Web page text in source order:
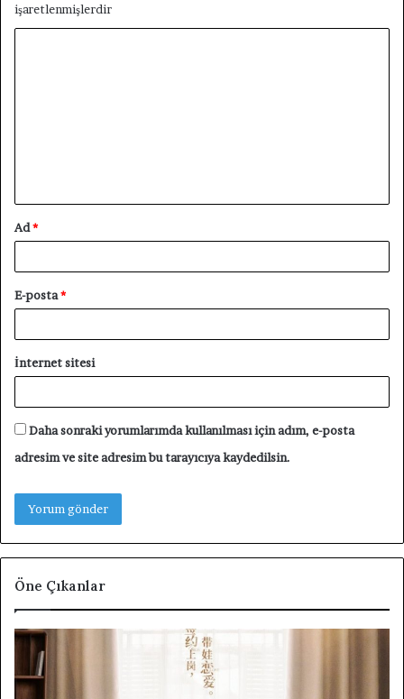
işaretlenmişlerdir
Ad*
E-posta*
İnternet sitesi
Daha sonraki yorumlarımda kullanılması için adım, e-posta
adresim ve site adresim bu tarayıcıya kaydedilsin.
Öne Çıkanlar
Unforgettable
Love
Tanıtım
Yazısı